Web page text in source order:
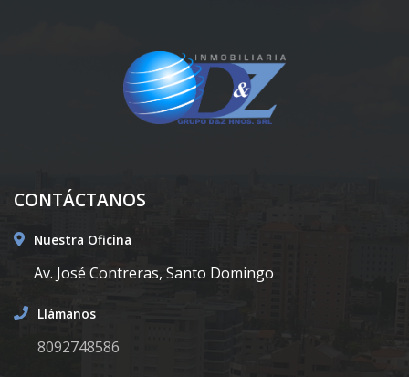
CONTÁCTANOS
Nuestra Oficina
Av. José Contreras, Santo Domingo
Llámanos
8092748586